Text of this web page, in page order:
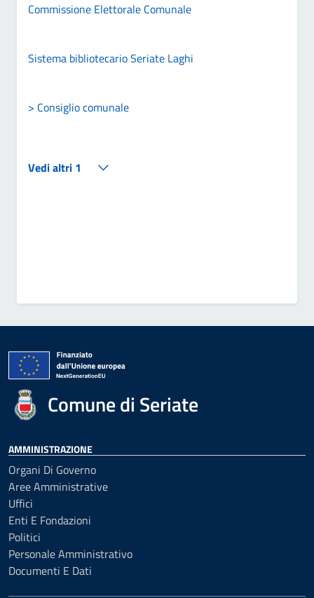
Commissione Elettorale Comunale
Sistema bibliotecario Seriate Laghi
> Consiglio comunale
Vedi altri 1
Comune di Seriate
AMMINISTRAZIONE
Organi Di Governo
Aree Amministrative
Uffici
Enti E Fondazioni
Politici
Personale Amministrativo
Documenti E Dati